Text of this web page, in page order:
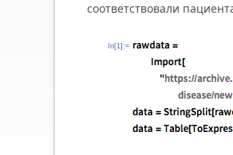
соответствовали
In[1]:=